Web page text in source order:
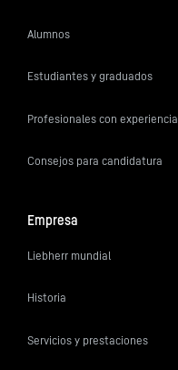
Alumnos
Estudiantes y graduados
Profesionales con experiencia
Consejos para candidatura
Empresa
Liebherr mundial
Historia
Servicios y prestaciones